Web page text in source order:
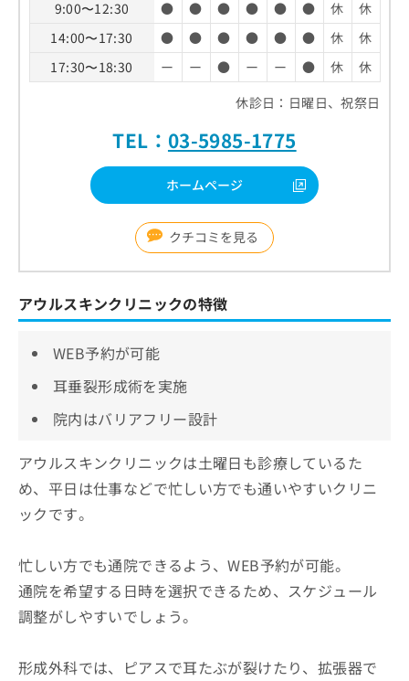
9:00〜12:30
● ● ● ● ● ● 休
休
14:00〜17:30
● ● ● ● ● ● 休
休
17:30〜18:30
ー ー ● ー ー ● 休
休
休診日：日曜日、祝祭日
TEL： 03-5985-1775
ホームページ
クチコミを見る
アウルスキンクリニックの特徴
WEB予約が可能
耳垂裂形成術を実施
院内はバリアフリー設計
アウルスキンクリニックは土曜日も診療しているた
め、平日は仕事などで忙しい方でも通いやすいクリニ
ックです。
忙しい方でも通院できるよう、WEB予約が可能。
通院を希望する日時を選択できるため、スケジュール
調整がしやすいでしょう。
形成外科では、ピアスで耳たぶが裂けたり、拡張器で